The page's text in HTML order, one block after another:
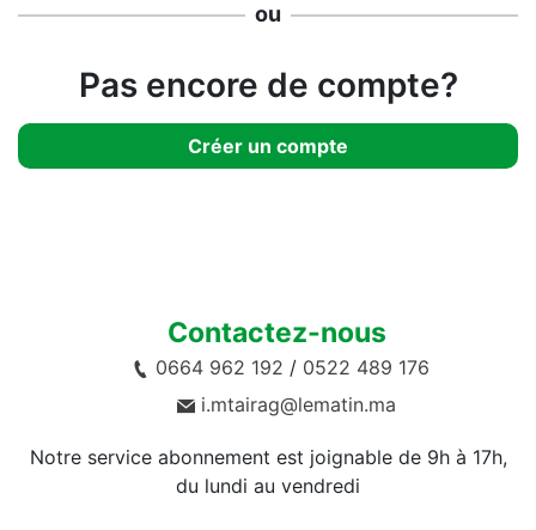
ou
Pas encore de compte?
Créer un compte
Contactez-nous
0664 962 192 / 0522 489 176
i.mtairag@lematin.ma
Notre service abonnement est joignable de 9h à 17h,
du lundi au vendredi